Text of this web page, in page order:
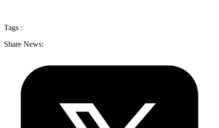
Tags :
Share News: